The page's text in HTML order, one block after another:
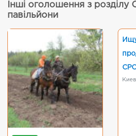
Інші оголошення з розділу
павільйони